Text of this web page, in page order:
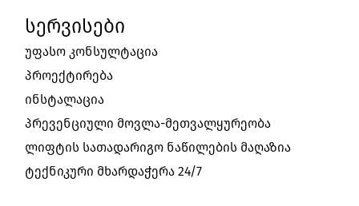
ᲡᲔᲠᲕᲘᲡᲔᲑᲘ
უფასო კონსულტაცია
პროექტირება
ინსტალაცია
პრევენციული მოვლა-მეთვალყურეობა
ლიფტის სათადარიგო ნაწილების მაღაზია
ტექნიკური მხარდაჭერა 24/7